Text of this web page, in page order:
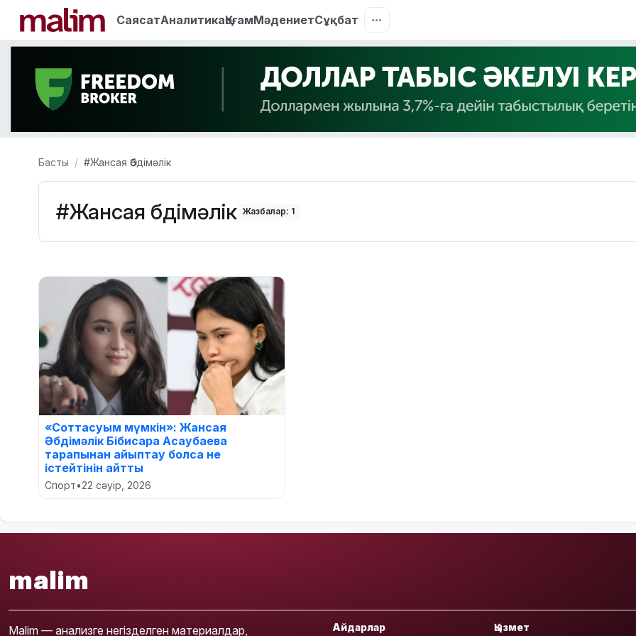
СаясатАналитикаҚоғамМәдениетСұқбат
Басты #Жансая Әбдімәлік
#Жансая Әбдімәлік Жазбалар: 1
«Соттасуым мүмкін»: Жансая
Әбдімәлік Бібисара Асаубаева
тарапынан айыптау болса не
істейтінін айтты
Спорт•22 сәуір, 2026
malim
Malim — анализге негізделген материалдар, Айдарлар Қызмет